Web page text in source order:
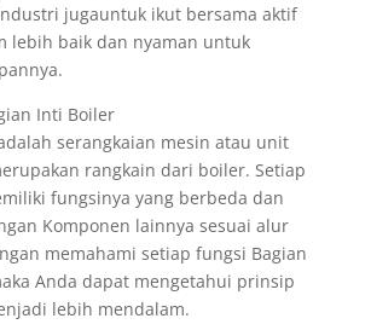
jugauntuk ikut bersama aktif
lebih baik dan nyaman untuk
Inti Boiler
serangkaian mesin atau unit
rangkain dari boiler. Setiap
fungsinya yang berbeda dan
Komponen lainnya sesuai alur
memahami setiap fungsi Bagian
Anda dapat mengetahui prinsip
lebih mendalam.